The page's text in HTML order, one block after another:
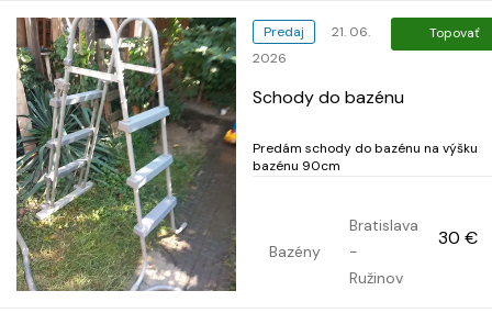
Predaj
21. 06.
2026
Topovať
Schody do bazénu
Predám schody do bazénu na výšku
bazénu 90cm
Bazény
Bratislava
-
Ružinov
30 €